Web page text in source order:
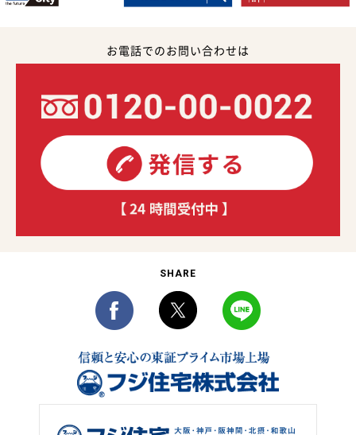
お電話でのお問い合わせは
SHARE